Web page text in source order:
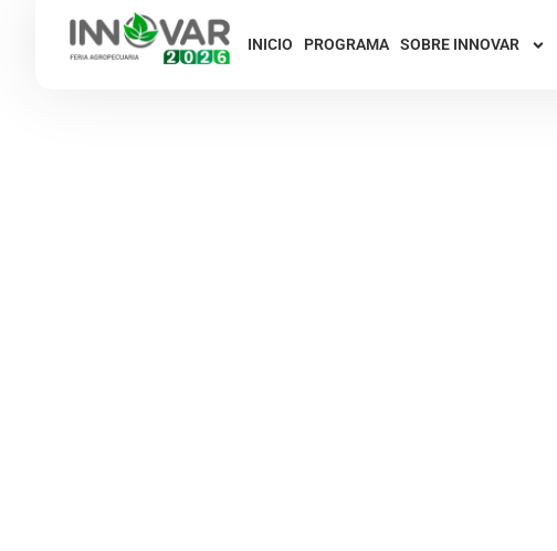
INICIO PROGRAMA SOBRE INNOVAR